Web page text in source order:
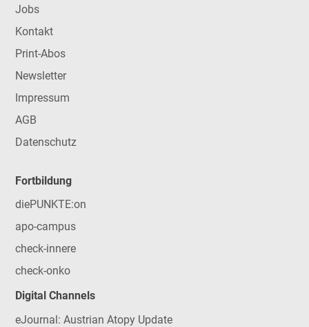
Jobs
Kontakt
Print-Abos
Newsletter
Impressum
AGB
Datenschutz
Fortbildung
diePUNKTE:on
apo-campus
check-innere
check-onko
Digital Channels
eJournal: Austrian Atopy Update